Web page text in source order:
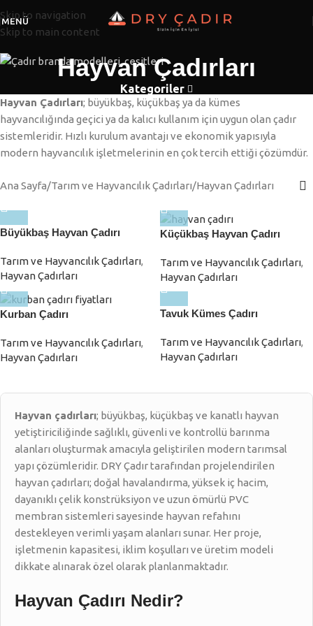
Skip to navigation
Skip to main content
MENÜ
Hayvan Çadırları
Kategoriler
Hayvan Çadırları; büyükbaş, küçükbaş ya da kümes
hayvancılığında geçici ya da kalıcı kullanım için uygun olan çadır
sistemleridir. Hızlı kurulum avantajı ve ekonomik yapısıyla
modern hayvancılık işletmelerinin en çok tercih ettiği çözümdür.
Ana Sayfa Tarım ve Hayvancılık Çadırları Hayvan Çadırları
Büyükbaş Hayvan Çadırı
Tarım ve Hayvancılık Çadırları,
Hayvan Çadırları
Küçükbaş Hayvan Çadırı
Tarım ve Hayvancılık Çadırları,
Hayvan Çadırları
Kurban Çadırı
Tarım ve Hayvancılık Çadırları,
Hayvan Çadırları
Tavuk Kümes Çadırı
Tarım ve Hayvancılık Çadırları,
Hayvan Çadırları
Hayvan çadırları; büyükbaş, küçükbaş ve kanatlı hayvan
yetiştiriciliğinde sağlıklı, güvenli ve kontrollü barınma
alanları oluşturmak amacıyla geliştirilen modern tarımsal
yapı çözümleridir. DRY Çadır tarafından projelendirilen
hayvan çadırları; doğal havalandırma, yüksek iç hacim,
dayanıklı çelik konstrüksiyon ve uzun ömürlü PVC
membran sistemleri sayesinde hayvan refahını
destekleyen verimli yaşam alanları sunar. Her proje,
işletmenin kapasitesi, iklim koşulları ve üretim modeli
dikkate alınarak özel olarak planlanmaktadır.
Hayvan Çadırı Nedir?